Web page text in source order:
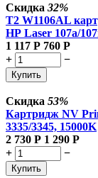
Скидка 32%
T2 W1106AL
HP Laser 107a/
1 117 Р 760 Р
+
−
Купить
Скидка 53%
Картридж NV
3335/3345, 15000K
2 730 Р 1 290 Р
+
−
Купить